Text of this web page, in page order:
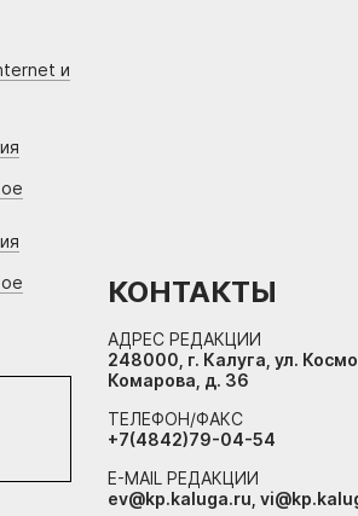
и
КОНТАКТЫ
АДРЕС РЕДАКЦИИ
248000, г. Калуга, ул.
Комарова, д. 36
ТЕЛЕФОН/ФАКС
+7(4842)79-04-54
E-MAIL РЕДАКЦИИ
ev@kp.kaluga.ru,